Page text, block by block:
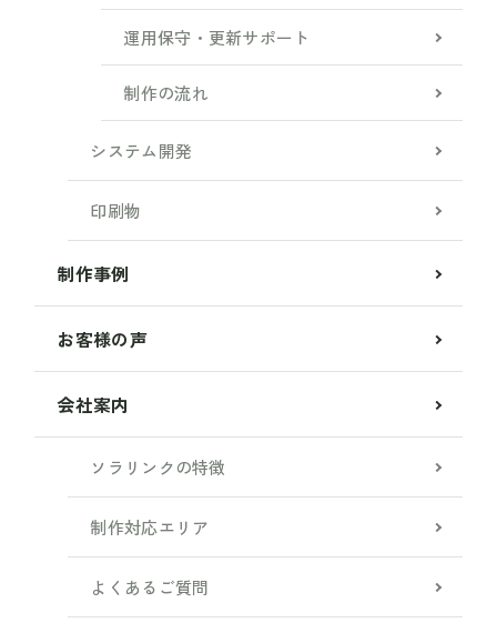
運用保守・更新サポート
制作の流れ
システム開発
印刷物
制作事例
お客様の声
会社案内
ソラリンクの特徴
制作対応エリア
よくあるご質問